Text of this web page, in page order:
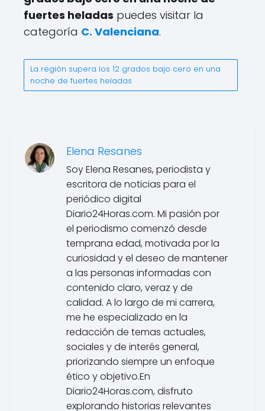
fuertes heladas puedes visitar la
categoría C. Valenciana.
La región supera los 12 grados bajo cero en una
noche de fuertes heladas
Elena Resanes
Soy Elena Resanes, periodista y
escritora de noticias para el
periódico digital
Diario24Horas.com. Mi pasión por
el periodismo comenzó desde
temprana edad, motivada por la
curiosidad y el deseo de mantener
a las personas informadas con
contenido claro, veraz y de
calidad. A lo largo de mi carrera,
me he especializado en la
redacción de temas actuales,
sociales y de interés general,
priorizando siempre un enfoque
ético y objetivo.En
Diario24Horas.com, disfruto
explorando historias relevantes